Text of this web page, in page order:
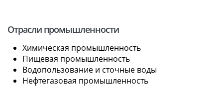
Отрасли промышленности
Химическая промышленность
Пищевая промышленность
Водопользование и сточные воды
Нефтегазовая промышленность